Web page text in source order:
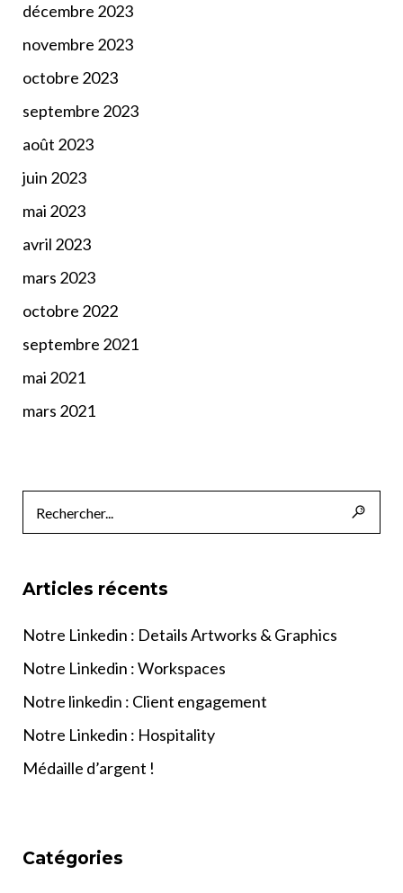
décembre 2023
novembre 2023
octobre 2023
septembre 2023
août 2023
juin 2023
mai 2023
avril 2023
mars 2023
octobre 2022
septembre 2021
mai 2021
mars 2021
Articles récents
Notre Linkedin : Details Artworks & Graphics
Notre Linkedin : Workspaces
Notre linkedin : Client engagement
Notre Linkedin : Hospitality
Médaille d’argent !
Catégories